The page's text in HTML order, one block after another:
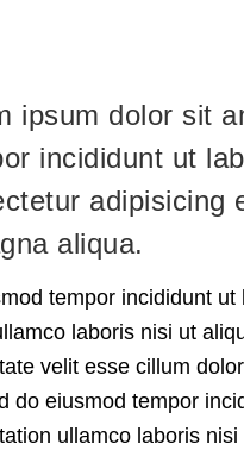
ipsum dolor sit
incididunt ut
adipisicing
aliqua.
tempor incididunt ut
laboris nisi ut
velit esse cillum
do eiusmod tempor
ullamco laboris